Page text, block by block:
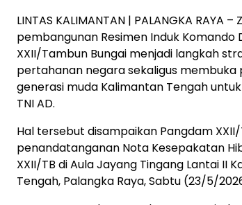
LINTAS KALIMANTAN | PALANGKA RAYA
pembangunan Resimen Induk Komando
XXII/Tambun Bungai menjadi langkah
pertahanan negara sekaligus membuka
generasi muda Kalimantan Tengah
TNI AD.
Hal tersebut disampaikan Pangdam
penandatanganan Nota Kesepakatan
XXII/TB di Aula Jayang Tingang Lantai II
Tengah, Palangka Raya, Sabtu (23/5/